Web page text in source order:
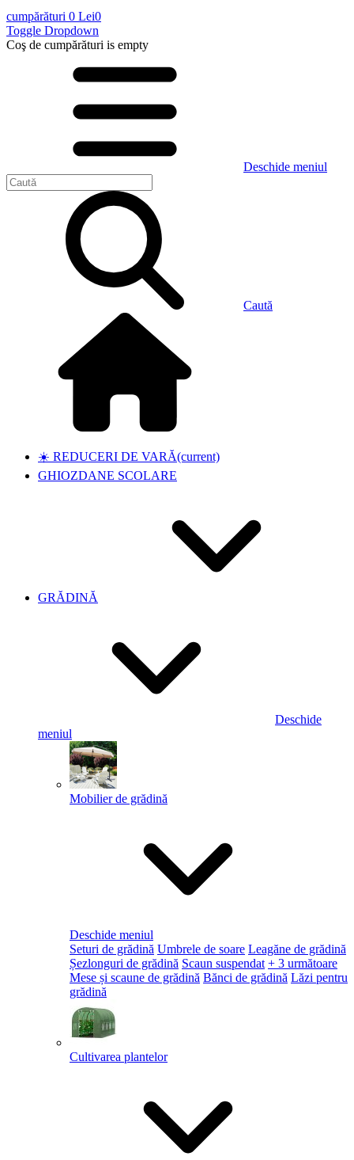
cumpărături 0 Lei0
Toggle Dropdown
Coş de cumpărături is empty
Deschide meniul
Caută
☀️ REDUCERI DE VARĂ(current)
GHIOZDANE SCOLARE
GRĂDINĂ
Deschide
meniul
Mobilier de grădină
Deschide meniul
Seturi de grădină Umbrele de soare Leagăne de grădină
Șezlonguri de grădină Scaun suspendat + 3 următoare
Mese și scaune de grădină Bănci de grădină Lăzi pentru
grădină
Cultivarea plantelor